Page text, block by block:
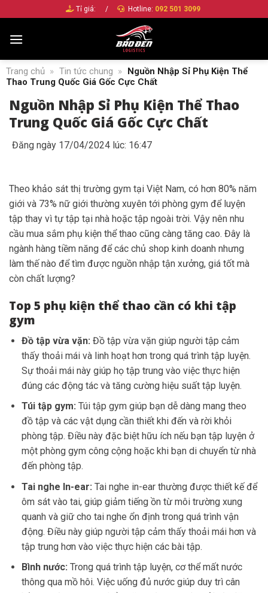
nội
Tỉ giá: / Hotline: 092 501 3099
Trang chủ » Tin tức chung »
Nguồn Nhập Sỉ Phụ Kiện Thể
Thao Trung Quốc Giá Gốc Cực Chất
Nguồn Nhập Sỉ Phụ Kiện Thể Thao
Trung Quốc Giá Gốc Cực Chất
Đăng ngày 17/04/2024 lúc: 16:47
Theo khảo sát thị trường gym tại Việt Nam, có hơn 80% năm
giới và 73% nữ giới thường xuyên tới phòng gym để luyện
tập thay vì tự tập tại nhà hoặc tập ngoài trời. Vậy nên nhu
cầu mua sắm phụ kiện thể thao cũng càng tăng cao. Đây là
ngành hàng tiềm năng để các chủ shop kinh doanh nhưng
làm thế nào để tìm được nguồn nhập tận xưởng, giá tốt mà
còn chất lượng?
Top 5 phụ kiện thể thao cần có khi tập
gym
Đồ tập vừa vặn: Đồ tập vừa vặn giúp người tập cảm
thấy thoải mái và linh hoạt hơn trong quá trình tập luyện.
Sự thoải mái này giúp họ tập trung vào việc thực hiện
đúng các động tác và tăng cường hiệu suất tập luyện.
Túi tập gym: Túi tập gym giúp bạn dễ dàng mang theo
đồ tập và các vật dụng cần thiết khi đến và rời khỏi
phòng tập. Điều này đặc biệt hữu ích nếu bạn tập luyện ở
một phòng gym công cộng hoặc khi bạn di chuyển từ nhà
đến phòng tập.
Tai nghe In-ear: Tai nghe in-ear thường được thiết kế để
ôm sát vào tai, giúp giảm tiếng ồn từ môi trường xung
quanh và giữ cho tai nghe ổn định trong quá trình vận
động. Điều này giúp người tập cảm thấy thoải mái hơn và
tập trung hơn vào việc thực hiện các bài tập.
Bình nước: Trong quá trình tập luyện, cơ thể mất nước
thông qua mồ hôi. Việc uống đủ nước giúp duy trì cân